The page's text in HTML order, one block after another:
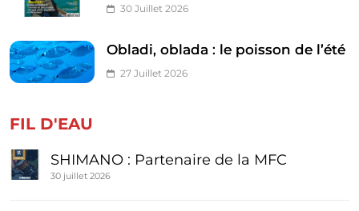
30 Juillet 2026
Obladi, oblada : le poisson de l’été
27 Juillet 2026
FIL D'EAU
SHIMANO : Partenaire de la MFC
30 juillet 2026